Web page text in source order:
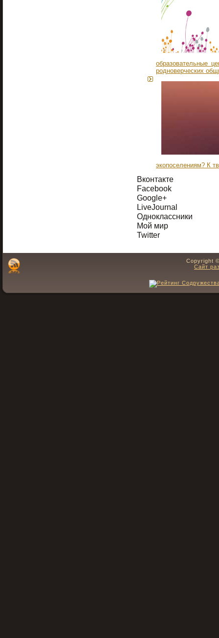
образовательные
родноверческих
экопоселениям? К
Вконтакте
Facebook
Google+
LiveJournal
Одноклассники
Мой мир
Twitter
Copyright
Сайт